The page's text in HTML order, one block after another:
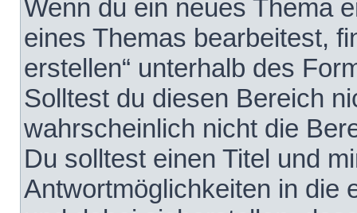
Wenn du ein neues Thema
eines Themas bearbeitest,
erstellen“ unterhalb des
Solltest du diesen Bereich
wahrscheinlich nicht die
Du solltest einen Titel und
Antwortmöglichkeiten in die